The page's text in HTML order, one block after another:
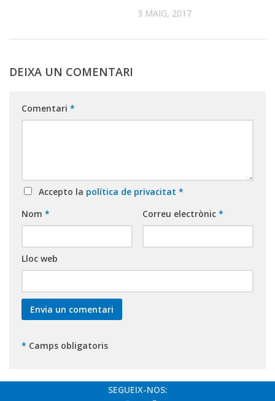
3 MAIG, 2017
DEIXA UN COMENTARI
Comentari *
Accepto la política de privacitat *
Nom * Correu electrònic *
Lloc web
* Camps obligatoris
SEGUEIX-NOS: